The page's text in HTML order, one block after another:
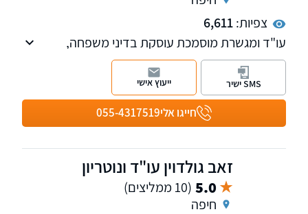
צפיות:6,611
עו"ד ומגשרת מוסמכת עוסקת בדיני משפחה,
גירושין, צואות, ירושות, מקרקעין ונדל"ן, הגירה
ומעמד בישראל.
המשרד מעניק מענה אישי, מקצועי ויעיל לכל לקוח
ולקוח.
חייגו אלי055-4317519
SMS ישיר ייעוץ אישי
זאב גולדוין עו"ד ונוטריון
5.0 (10 ממליצים)
חיפה